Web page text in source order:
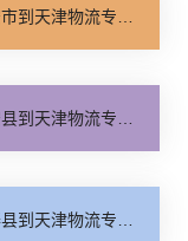
物流专线_实时反馈「一站式托运」
津物流专线_天天发车「按时送达」
津物流专线_运价实惠「服务周到」